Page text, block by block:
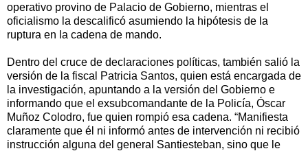
operativo provino de Palacio de Gobierno, mientras el
oficialismo la descalificó asumiendo la hipótesis de la
ruptura en la cadena de mando.
Dentro del cruce de declaraciones políticas, también salió la
versión de la fiscal Patricia Santos, quien está encargada de
la investigación, apuntando a la versión del Gobierno e
informando que el exsubcomandante de la Policía, Óscar
Muñoz Colodro, fue quien rompió esa cadena. “Manifiesta
claramente que él ni informó antes de intervención ni recibió
instrucción alguna del general Santiesteban, sino que le